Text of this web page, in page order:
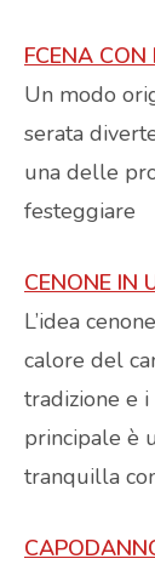
FCENA
Un modo
serata
una delle
festeggiare
CENONE IN
L’idea
calore del
tradizione e
principale è
tranquilla